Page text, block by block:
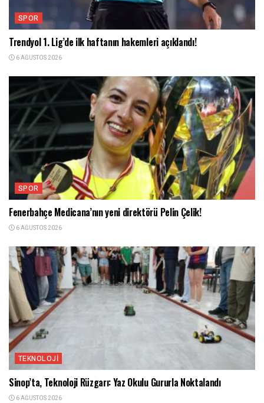
SPOR
Trendyol 1. Lig’de ilk haftanın hakemleri açıklandı!
6 AĞUSTOS 2026
SPOR
Fenerbahçe Medicana’nın yeni direktörü Pelin Çelik!
6 AĞUSTOS 2026
TEKNOLOJI
Sinop’ta, Teknoloji Rüzgarı: Yaz Okulu Gururla Noktalandı
6 AĞUSTOS 2026